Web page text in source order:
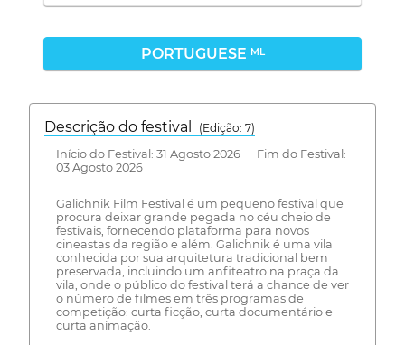
PORTUGUESE ML
Descrição do festival
(Edição: 7)
Início do Festival: 31 Agosto 2026 Fim do Festival:
03 Agosto 2026
Galichnik Film Festival é um pequeno festival que
procura deixar grande pegada no céu cheio de
festivais, fornecendo plataforma para novos
cineastas da região e além. Galichnik é uma vila
conhecida por sua arquitetura tradicional bem
preservada, incluindo um anfiteatro na praça da
vila, onde o público do festival terá a chance de ver
o número de filmes em três programas de
competição: curta ficção, curta documentário e
curta animação.